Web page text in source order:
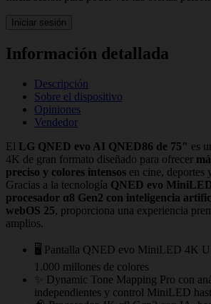
Iniciar sesión
Información detallada
Descripción
Sobre el dispositivo
Opiniones
Vendedor
El LG QNED evo AI QNED86 de 75" es
4K de gran formato diseñado para ofrecer
preciso y colores intensos en cine, deportes
Gracias a la tecnología QNED evo
procesador α8 Gen2 con inteligencia
webOS 25, proporciona una experiencia
amplios.
🖥️ Pantalla QNED evo MiniLED 4K
1.000 millones de colores
✨ Dynamic Tone Mapping Pro con
independientes y control MiniLED